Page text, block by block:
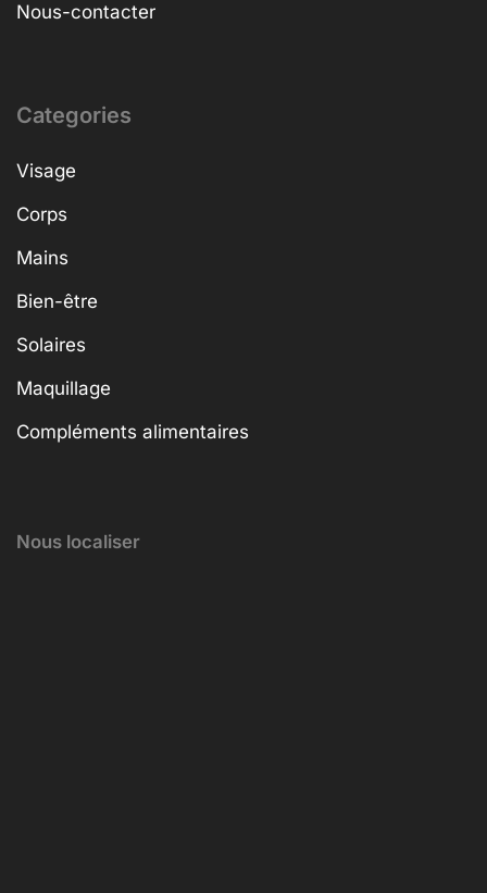
Nous-contacter
Categories
Visage
Corps
Mains
Bien-être
Solaires
Maquillage
Compléments alimentaires
Nous localiser